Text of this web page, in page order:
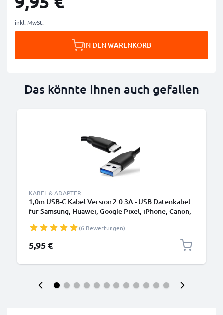
inkl. MwSt.
IN DEN WARENKORB
Das könnte Ihnen auch gefallen
KABEL & ADAPTER
1,0m USB-C Kabel Version 2.0 3A - USB Datenkabel
für Samsung, Huawei, Google Pixel, iPhone, Canon,
(6 Bewertungen)
5,95 €